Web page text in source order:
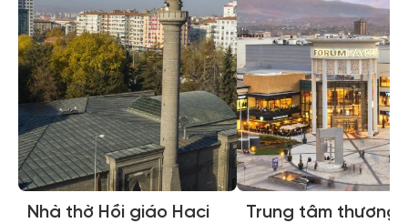
Nhà thờ Hồi giáo Haci
Trung tâm thương